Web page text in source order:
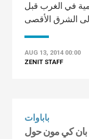
في الغرب قبل
الشرق الأقصى
AUG 13, 2014 00:00
ZENIT STAFF
باباوات
بان كي مون حول